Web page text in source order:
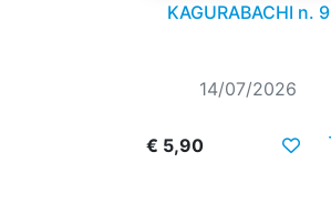
KAGURABACHI n. 9
14/07/2026
€ 5,90